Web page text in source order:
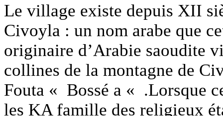
Le village existe depuis XII
Civoyla : un nom arabe que
originaire d’Arabie saoudite
collines de la montagne de
Fouta « Bossé a « .Lorsque
les KA famille des religieux